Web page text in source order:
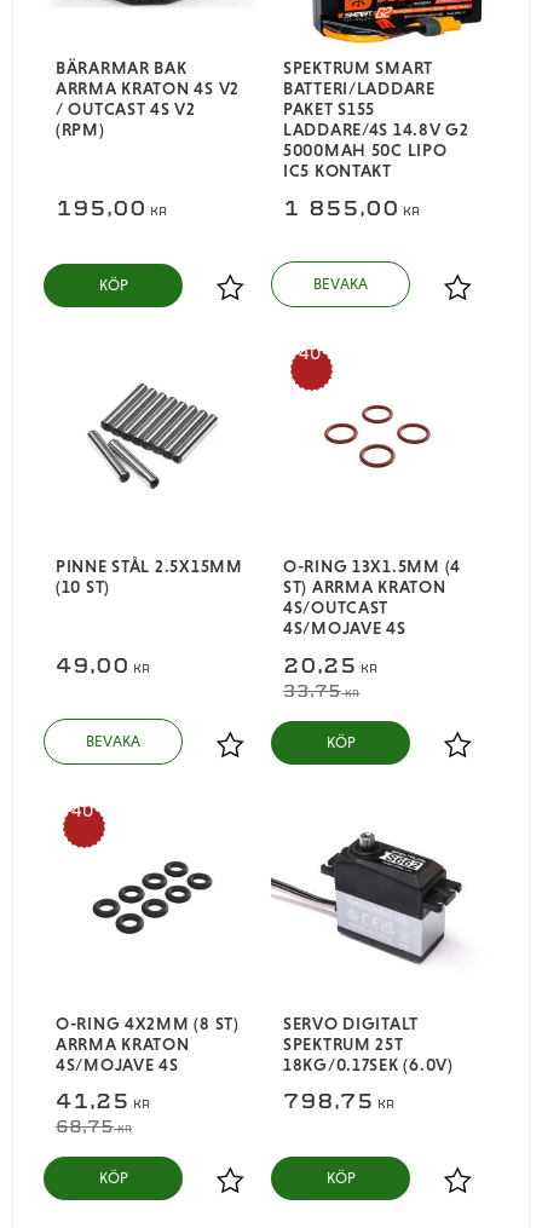
BÄRARMAR BAK
ARRMA KRATON 4S V2
/ OUTCAST 4S V2
(RPM)
195,00 KR
Lägg till i favoriter
KÖP
SPEKTRUM SMART
BATTERI/LADDARE
PAKET S155
LADDARE/4S 14.8V G2
5000MAH 50C LIPO
IC5 KONTAKT
1 855,00 KR
Lägg till i
PINNE STÅL 2.5X15MM
(10 ST)
49,00 KR
Lägg till i favoriter
O-RING 13X1.5MM (4
ST) ARRMA KRATON
4S/OUTCAST
4S/MOJAVE 4S
20,25 KR
33,75KR
40
%
Lägg till i
KÖP
O-RING 4X2MM (8 ST)
ARRMA KRATON
4S/MOJAVE 4S
41,25 KR
68,75KR
40
%
Lägg till i favoriter
KÖP
SERVO DIGITALT
SPEKTRUM 25T
18KG/0.17SEK (6.0V)
798,75 KR
Lägg till i
KÖP